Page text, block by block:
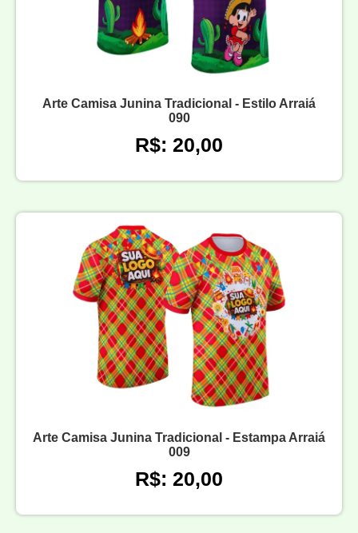
Arte Camisa Junina Tradicional - Estilo Arraiá
090
R$: 20,00
Arte Camisa Junina Tradicional - Estampa Arraiá
009
R$: 20,00